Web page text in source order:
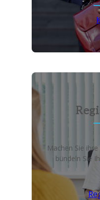
Machen Sie
bündeln Sie